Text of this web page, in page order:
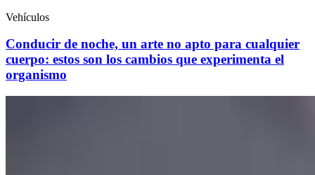
Vehículos
Conducir de noche, un arte no apto para cualquier
cuerpo: estos son los cambios que experimenta el
organismo